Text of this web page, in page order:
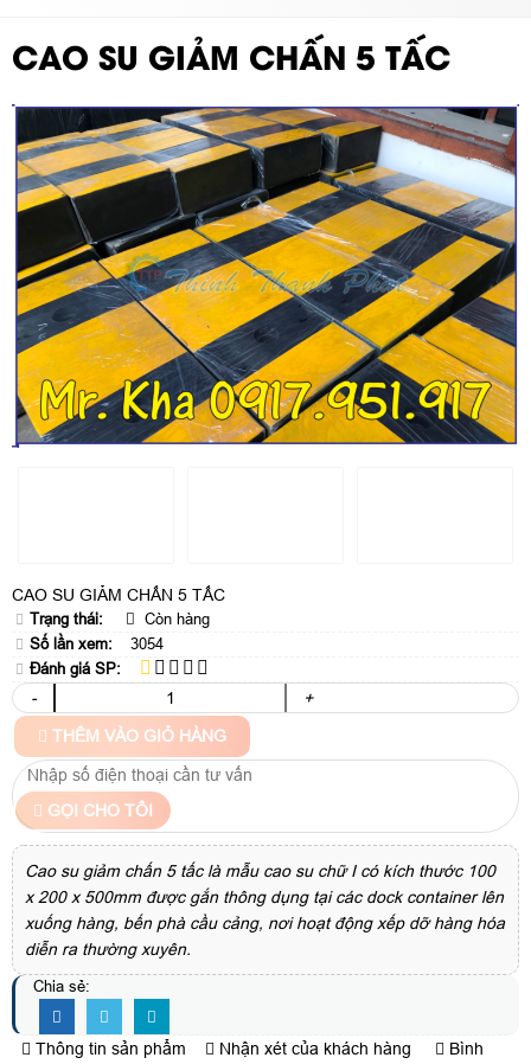
CAO SU GIẢM CHẤN 5 TẤC
CAO SU GIẢM CHẤN 5 TẤC
Trạng thái:
Còn hàng
Số lần xem:
3054
Đánh giá SP:
-
+
THÊM VÀO GIỎ HÀNG
GỌI CHO TÔI
Cao su giảm chấn 5 tấc là mẫu cao su chữ I có kích thước 100
x 200 x 500mm được gắn thông dụng tại các dock container lên
xuống hàng, bến phà cầu cảng, nơi hoạt động xếp dỡ hàng hóa
diễn ra thường xuyên.
Chia sẻ:
Thông tin sản phẩm Nhận xét của khách hàng
Bình